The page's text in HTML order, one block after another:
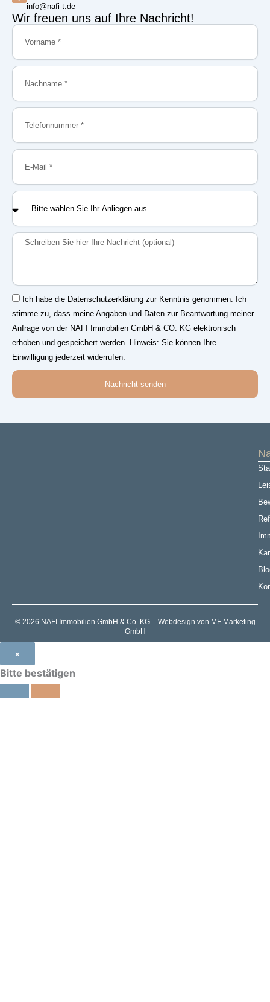
info@nafi-t.de
Wir freuen uns auf Ihre Nachricht!
Vorname
Nachname
Telefonnummer
E-
Mail
–
Bitte
Sie
Ihr
Nachricht
Einwilligung
Ich habe die Datenschutzerklärung zur Kenntnis genommen. Ich
stimme zu, dass meine Angaben und Daten zur Beantwortung meiner
Anfrage von der NAFI Immobilien GmbH & CO. KG elektronisch
erhoben und gespeichert werden. Hinweis: Sie können Ihre
Einwilligung jederzeit widerrufen.
Nachricht senden
© 2026 NAFI Immobilien GmbH & Co. KG – Webdesign von MF Marketing
GmbH
×
Bitte bestätigen